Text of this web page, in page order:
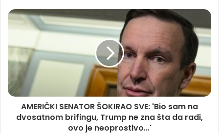
AMERIČKI SENATOR ŠOKIRAO SVE: 'Bio sam na
dvosatnom brifingu, Trump ne zna šta da radi,
ovo je neoprostivo...'